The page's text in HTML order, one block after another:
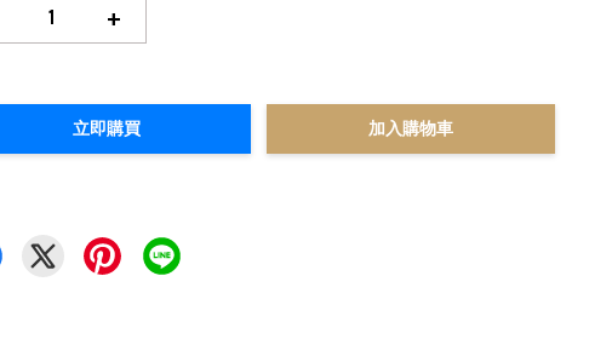
+
立即購買 加入購物車